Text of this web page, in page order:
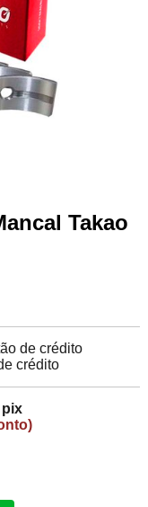
Takao
de crédito
crédito
pix